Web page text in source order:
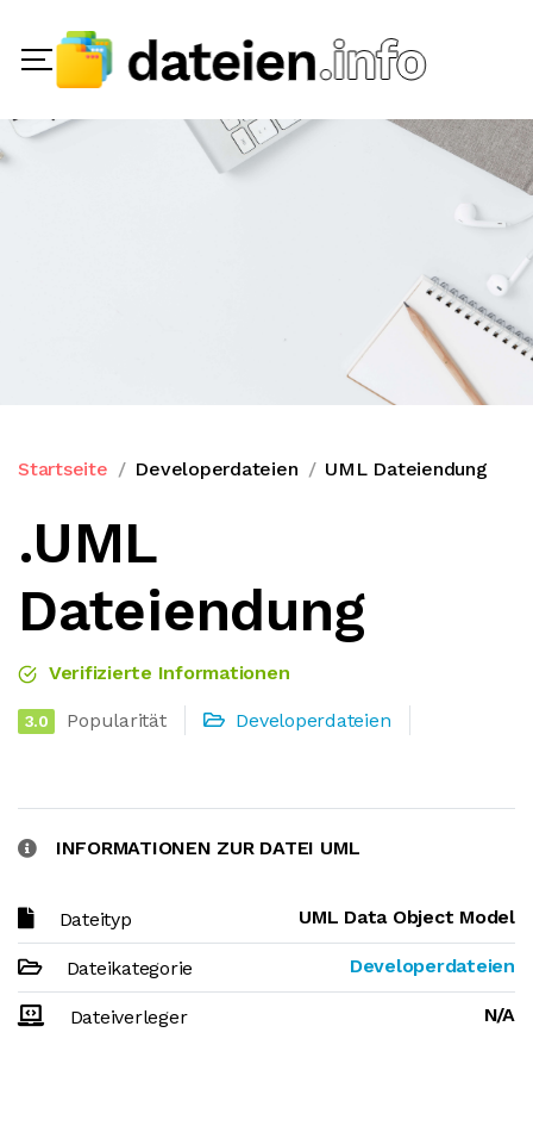
Startseite Developerdateien UML Dateiendung
.UML
Dateiendung
Verifizierte Informationen
3.0 Popularität Developerdateien
INFORMATIONEN ZUR DATEI UML
Dateityp UML Data Object Model
Dateikategorie Developerdateien
Dateiverleger N/A